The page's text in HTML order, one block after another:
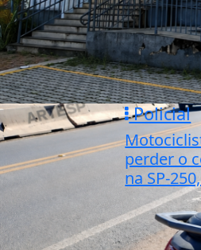
Policial
perder o
na SP-